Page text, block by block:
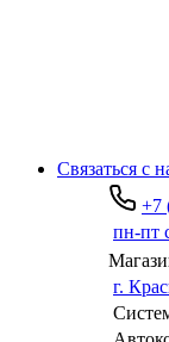
Связаться с
+7
пн-пт
г.